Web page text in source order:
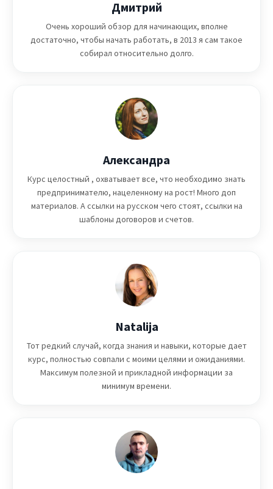
Дмитрий
Очень хороший обзор для начинающих, вполне
достаточно, чтобы начать работать, в 2013 я сам такое
собирал относительно долго.
Александра
Курс целостный , охватывает все, что необходимо знать
предпринимателю, нацеленному на рост! Много доп
материалов. А ссылки на русском чего стоят, ссылки на
шаблоны договоров и счетов.
Natalija
Тот редкий случай, когда знания и навыки, которые дает
курс, полностью совпали с моими целями и ожиданиями.
Максимум полезной и прикладной информации за
минимум времени.